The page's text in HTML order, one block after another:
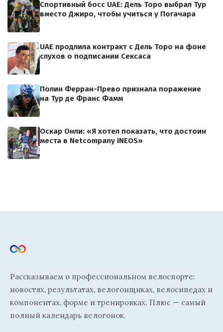
Спортивный босс UAE: Дель Торо выбрал Тур
вместо Джиро, чтобы учиться у Погачара
UAE продлила контракт с Дель Торо на фоне
слухов о подписании Сексаса
Полин Ферран-Прево признала поражение
на Тур де Франс Фамм
Оскар Онли: «Я хотел показать, что достоин
места в Netcompany INEOS»
Рассказываем о профессиональном велоспорте:
новостях, результатах, велогонщиках, велосипедах и
компонентах, форме и тренировках. Плюс — самый
полный календарь велогонок.